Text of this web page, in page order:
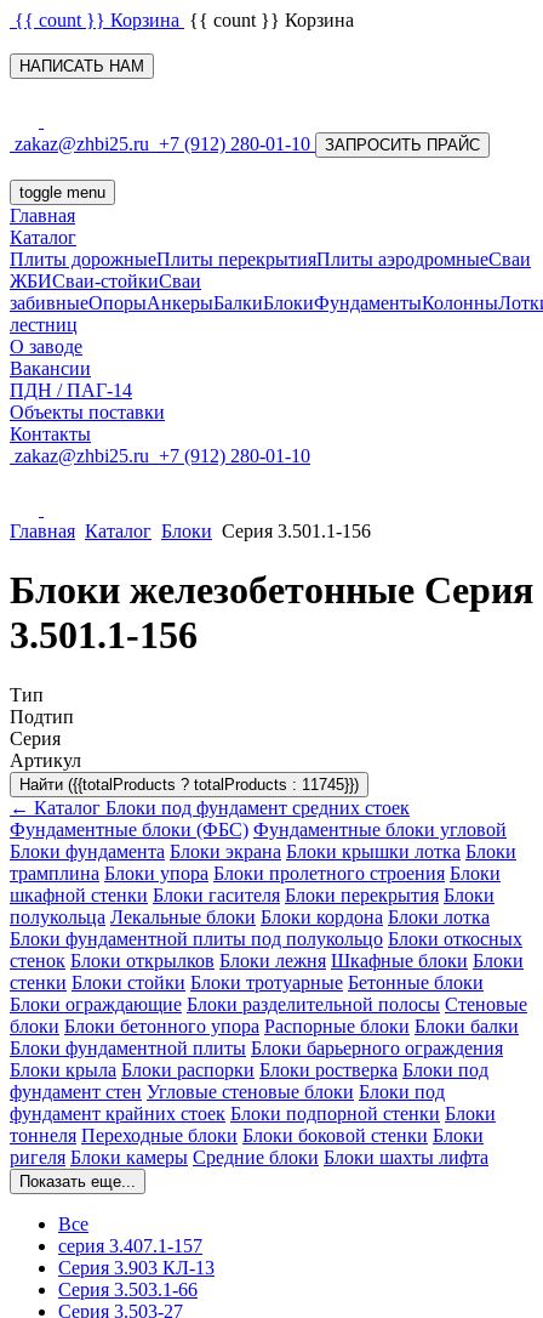
{{ count }} Корзина {{ count }} Корзина
НАПИСАТЬ НАМ
zakaz@zhbi25.ru +7 (912) 280-01-10 ЗАПРОСИТЬ ПРАЙС
toggle menu
Главная
Каталог
Плиты дорожныеПлиты перекрытияПлиты аэродромныеСваи
ЖБИСваи-стойкиСваи
забивныеОпорыАнкерыБалкиБлокиФундаментыКолонны
лестниц
О заводе
Вакансии
ПДН / ПАГ-14
Объекты поставки
Контакты
zakaz@zhbi25.ru +7 (912) 280-01-10
Главная Каталог Блоки Серия 3.501.1-156
Блоки железобетонные Серия
3.501.1-156
Тип
Подтип
Серия
Артикул
Найти ({{totalProducts ? totalProducts : 11745}})
← Каталог Блоки под фундамент средних стоек
Фундаментные блоки (ФБС) Фундаментные блоки угловой
Блоки фундамента Блоки экрана Блоки крышки лотка Блоки
трамплина Блоки упора Блоки пролетного строения Блоки
шкафной стенки Блоки гасителя Блоки перекрытия Блоки
полукольца Лекальные блоки Блоки кордона Блоки лотка
Блоки фундаментной плиты под полукольцо Блоки откосных
стенок Блоки открылков Блоки лежня Шкафные блоки Блоки
стенки Блоки стойки Блоки тротуарные Бетонные блоки
Блоки ограждающие Блоки разделительной полосы Стеновые
блоки Блоки бетонного упора Распорные блоки Блоки балки
Блоки фундаментной плиты Блоки барьерного ограждения
Блоки крыла Блоки распорки Блоки ростверка Блоки под
фундамент стен Угловые стеновые блоки Блоки под
фундамент крайних стоек Блоки подпорной стенки Блоки
тоннеля Переходные блоки Блоки боковой стенки Блоки
ригеля Блоки камеры Средние блоки Блоки шахты лифта
Показать еще...
Все
серия 3.407.1-157
Серия 3.903 КЛ-13
Серия 3.503.1-66
Серия 3.503-27